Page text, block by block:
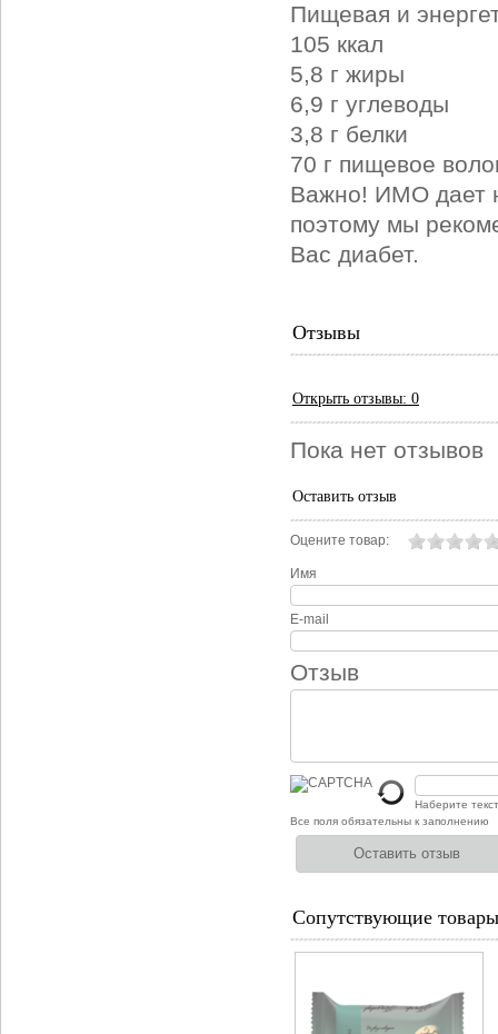
Пищевая и
105 ккал
5,8 г жиры
6,9 г углеводы
3,8 г белки
70 г пищевое
Важно! ИМО дает
поэтому мы
Вас диабет.
Отзывы
Открыть отзывы: 0
Пока нет отзывов
Оставить отзыв
Оцените товар:
Имя
E-mail
Отзыв
Наберите
Все поля обязательны к заполнению
Сопутствующие товары